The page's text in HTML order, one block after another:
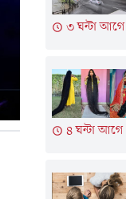
৩ ঘন্টা আগে
৪ ঘন্টা আগে